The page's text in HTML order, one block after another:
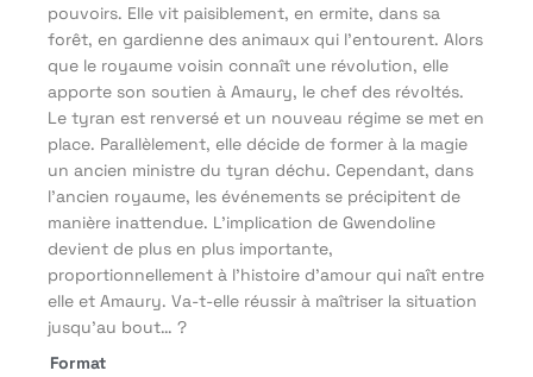
pouvoirs. Elle vit paisiblement, en ermite, dans sa
forêt, en gardienne des animaux qui l'entourent. Alors
que le royaume voisin connaît une révolution, elle
apporte son soutien à Amaury, le chef des révoltés.
Le tyran est renversé et un nouveau régime se met en
place. Parallèlement, elle décide de former à la magie
un ancien ministre du tyran déchu. Cependant, dans
l’ancien royaume, les événements se précipitent de
manière inattendue. L’implication de Gwendoline
devient de plus en plus importante,
proportionnellement à l’histoire d'amour qui naît entre
elle et Amaury. Va-t-elle réussir à maîtriser la situation
jusqu’au bout… ?
Format